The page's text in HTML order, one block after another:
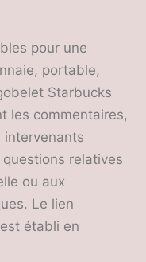
pour une
portable,
Starbucks
les commentaires,
intervenants
relatives
ou aux
Le lien
établi en